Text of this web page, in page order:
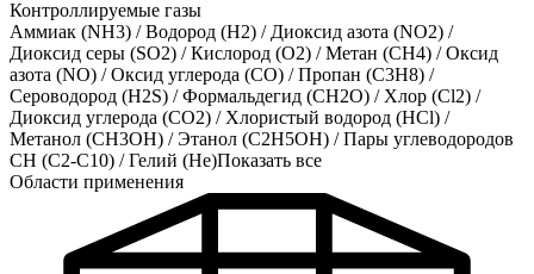
Контроллируемые газы
Аммиак (NH3) /Водород (H2) / Диоксид азота (NO2) /
Диоксид серы (SO2) /Кислород (O2) /Метан (CH4) /Оксид
азота (NO) /Оксид углерода (CO) /Пропан (C3H8) /
Сероводород (H2S) /Формальдегид (CH2O) / Хлор (Cl2) /
Диоксид углерода (CO2) / Хлористый водород (HCl) /
Метанол (CH3OH) /Этанол (C2H5OH) /Пары углеводородов
CH (C2-C10) /Гелий (He)Показать все
Области применения